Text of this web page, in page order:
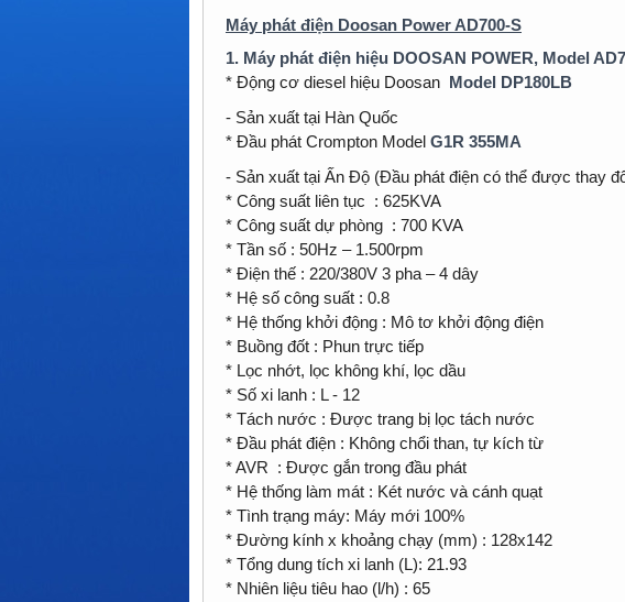
Máy phát điện Doosan Power AD700-S
1. Máy phát điện hiệu DOOSAN POWER, Model
* Động cơ diesel hiệu Doosan Model DP180LB
- Sản xuất tại Hàn Quốc
* Đầu phát Crompton Model G1R 355MA
- Sản xuất tại Ấn Độ (Đầu phát điện có thể được thay
* Công suất liên tục : 625KVA
* Công suất dự phòng : 700 KVA
* Tần số : 50Hz – 1.500rpm
* Điện thế : 220/380V 3 pha – 4 dây
* Hệ số công suất : 0.8
* Hệ thống khởi động : Mô tơ khởi động điện
* Buồng đốt : Phun trực tiếp
* Lọc nhớt, lọc không khí, lọc dầu
* Số xi lanh : L - 12
* Tách nước : Được trang bị lọc tách nước
* Đầu phát điện : Không chổi than, tự kích từ
* AVR : Được gắn trong đầu phát
* Hệ thống làm mát : Két nước và cánh quạt
* Tình trạng máy: Máy mới 100%
* Đường kính x khoảng chạy (mm) : 128x142
* Tổng dung tích xi lanh (L): 21.93
* Nhiên liệu tiêu hao (l/h) : 65